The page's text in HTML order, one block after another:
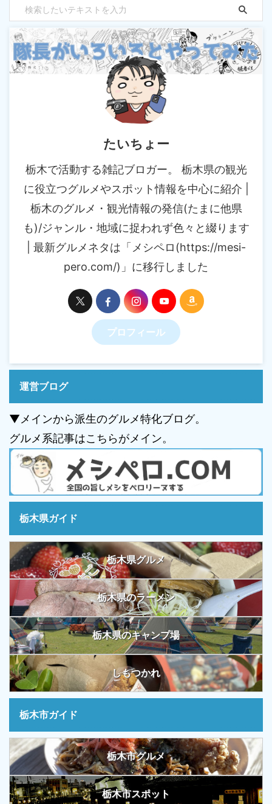
たいちょー
栃木で活動する雑記ブロガー。 栃木県の観光
に役立つグルメやスポット情報を中心に紹介 |
栃木のグルメ・観光情報の発信(たまに他県
も)/ジャンル・地域に捉われず色々と綴ります
| 最新グルメネタは「メシペロ(https://mesi-
pero.com/)」に移行しました
プロフィール
運営ブログ
▼メインから派生のグルメ特化ブログ。
グルメ系記事はこちらがメイン。
栃木県ガイド
栃木県グルメ
栃木県のラーメン
栃木県のキャンプ場
しもつかれ
栃木市ガイド
栃木市グルメ
栃木市スポット